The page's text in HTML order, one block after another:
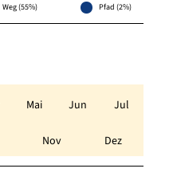
Weg (55%)
Pfad (2%)
Mai Jun Jul
Nov Dez